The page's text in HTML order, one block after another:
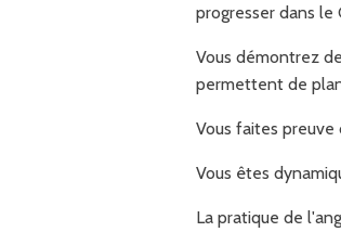
progresser dans le
Vous démontrez
permettent de
Vous faites
Vous êtes
La pratique de